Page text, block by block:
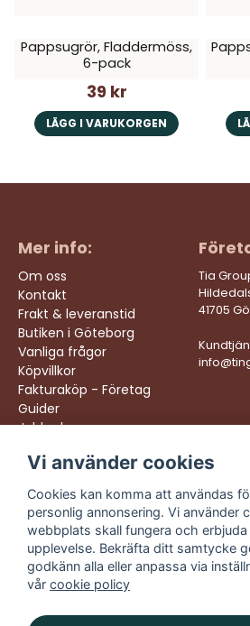
Pappsugrör, Fladdermöss,
6-pack
39 kr
LÄGG I VARUKORGEN
Mer info:
Om oss
Kontakt
Frakt & leveranstid
Butiken i Göteborg
Vanliga frågor
Köpvillkor
Fakturaköp - Företag
Guider
Jobba hos oss
Tia
41705
Följ oss:
Instagram
Facebook
TikTok
YouTube
Vi
Fri
Vi använder cookies
Cookies kan komma att användas
personlig annonsering. Vi använder
webbplats skall fungera och
upplevelse. Bekräfta ditt samtycke
godkänn alla eller anpassa via
vår cookie policy